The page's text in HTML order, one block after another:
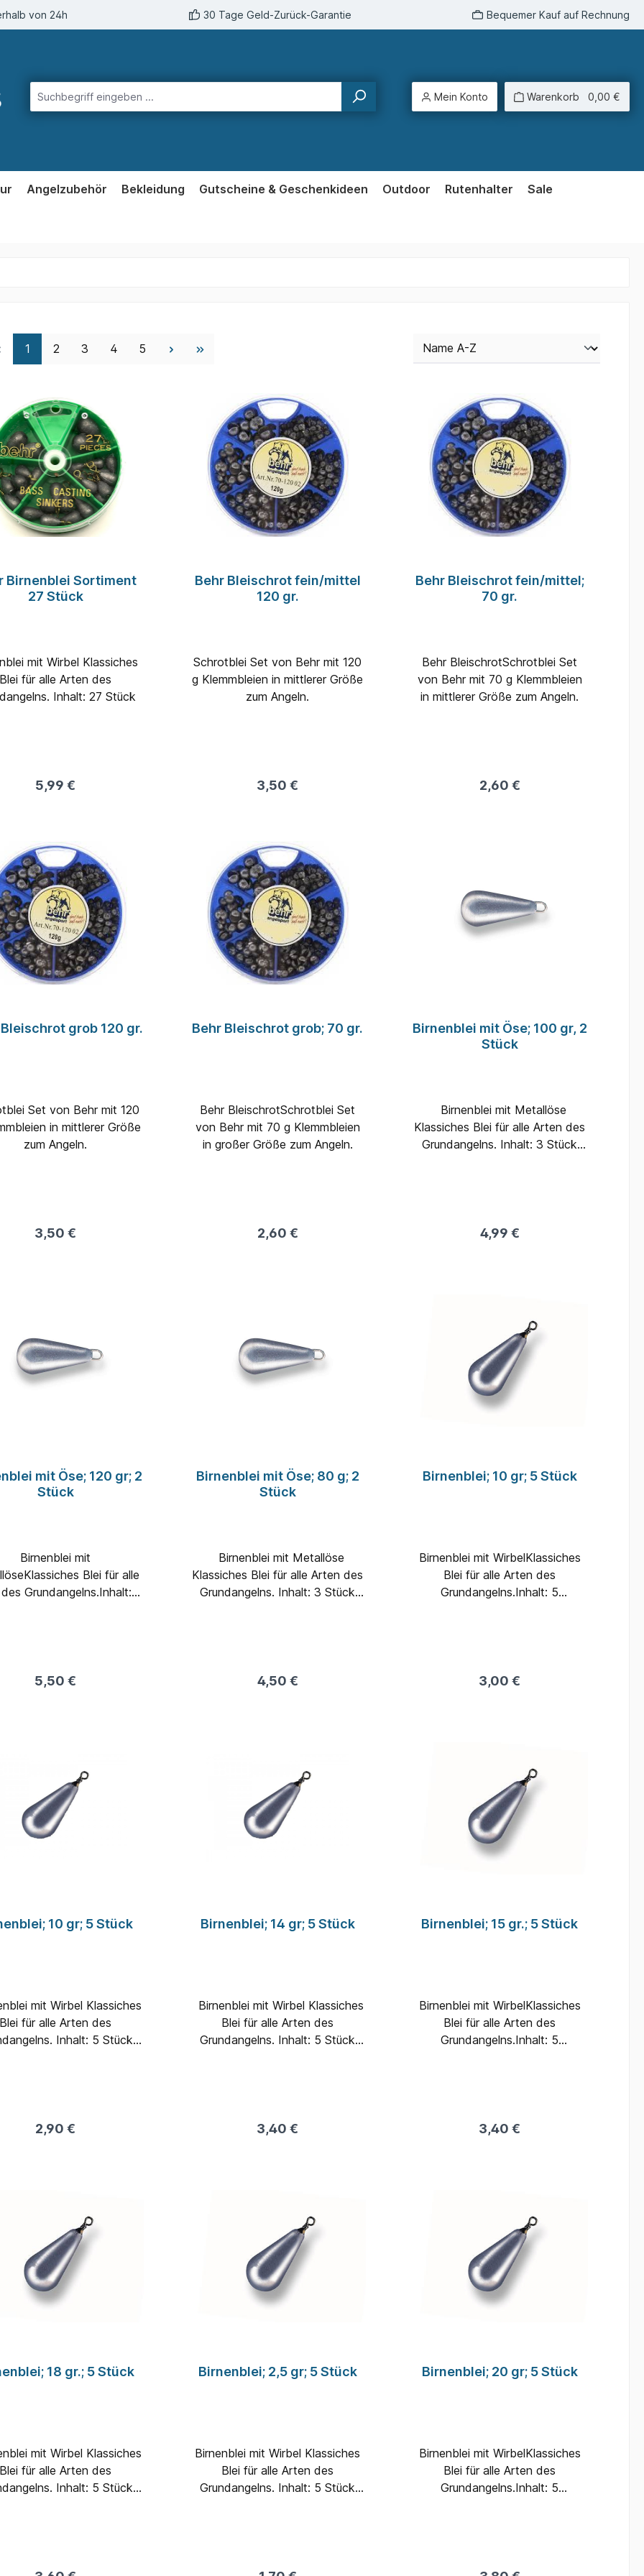
von 24h 30 Tage Geld-Zurück-Garantie Bequemer Kauf auf Rechnung
Mein Konto Warenkorb 0,00 €
Angelzubehör Bekleidung Gutscheine & Geschenkideen Outdoor Rutenhalter Sale
Seite
1 Seite
2 Seite
3 Seite
4 Seite
5
Birnenblei Sortiment
27 Stück
mit Wirbel Klassiches
Blei für alle Arten des
Grundangelns. Inhalt: 27 Stück
5,99 €
Behr Bleischrot fein/mittel
120 gr.
Schrotblei Set von Behr mit 120
g Klemmbleien in mittlerer Größe
zum Angeln.
3,50 €
Behr Bleischrot fein/mittel;
70 gr.
Behr BleischrotSchrotblei Set
von Behr mit 70 g Klemmbleien
in mittlerer Größe zum Angeln.
2,60 €
grob 120 gr.
Set von Behr mit 120
in mittlerer Größe
zum Angeln.
3,50 €
Behr Bleischrot grob; 70 gr.
Behr BleischrotSchrotblei Set
von Behr mit 70 g Klemmbleien
in großer Größe zum Angeln.
2,60 €
Birnenblei mit Öse; 100 gr, 2
Stück
Klassiches Blei für alle Arten des
Grundangelns. Inhalt: 3 Stück
4,99 €
mit Öse; 120 gr; 2
Stück
Birnenblei mit
Blei für alle
Grundangelns.Inhalt: 2
5,50 €
Birnenblei mit Öse; 80 g; 2
Stück
Klassiches Blei für alle Arten des
Grundangelns. Inhalt: 3 Stück
4,50 €
Birnenblei; 10 gr; 5 Stück
Birnenblei mit WirbelKlassiches
Blei für alle Arten des
Grundangelns.Inhalt: 5
3,00 €
10 gr; 5 Stück
Blei für alle Arten des
Inhalt: 5 Stück
2,90 €
Birnenblei; 14 gr; 5 Stück
Blei für alle Arten des
Grundangelns. Inhalt: 5 Stück
3,40 €
Birnenblei; 15 gr.; 5 Stück
Birnenblei mit WirbelKlassiches
Blei für alle Arten des
Grundangelns.Inhalt: 5
3,40 €
18 gr.; 5 Stück
Blei für alle Arten des
Inhalt: 5 Stück
Birnenblei; 2,5 gr; 5 Stück
Birnenblei mit Wirbel Klassiches
Blei für alle Arten des
Grundangelns. Inhalt: 5 Stück
Birnenblei; 20 gr; 5 Stück
Birnenblei mit WirbelKlassiches
Blei für alle Arten des
Grundangelns.Inhalt: 5